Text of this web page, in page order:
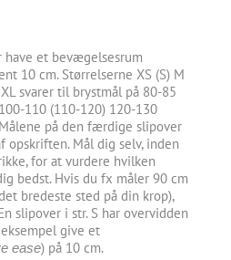
have et bevægelsesrum
10 cm. Størrelserne XS (S) M
svarer til brystmål på 80-85
110 (110-120) 120-130
på den færdige slipover
opskriften. Mål dig selv, inden
for at vurdere hvilken
bedst. Hvis du fx måler 90 cm
bredeste sted på din krop),
slipover i str. S har overvidden
give et
ease) på 10 cm.